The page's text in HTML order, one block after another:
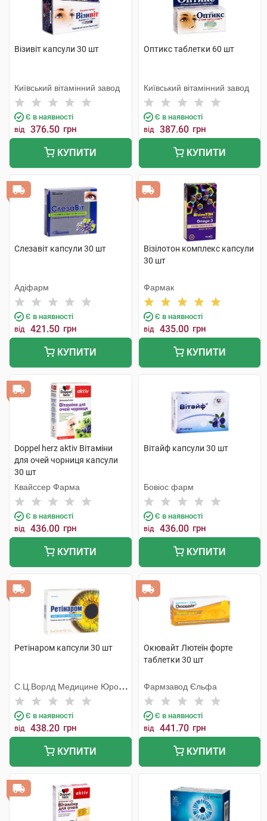
Візивіт капсули 30 шт
Київський вітамінний завод
Є в наявності
від 376.50 грн
КУПИТИ
Оптикс таблетки 60 шт
Київський вітамінний завод
Є в наявності
від 387.60 грн
КУПИТИ
Слезавіт капсули 30 шт
Адіфарм
Є в наявності
від 421.50 грн
КУПИТИ
Візілотон комплекс капсули
30 шт
Фармак
Є в наявності
від 435.00 грн
КУПИТИ
Doppel herz aktiv Вітаміни
для очей чорниця капсули
30 шт
Квайссер Фарма
Є в наявності
від 436.00 грн
КУПИТИ
Вітайф капсули 30 шт
Бовіос фарм
Є в наявності
від 436.00 грн
КУПИТИ
Ретінаром капсули 30 шт
С.Ц.Ворлд Медицине Юропе
С.Р.Л.
Є в наявності
від 438.20 грн
КУПИТИ
Окювайт Лютеїн форте
таблетки 30 шт
Фармзавод Єльфа
Є в наявності
від 441.70 грн
КУПИТИ